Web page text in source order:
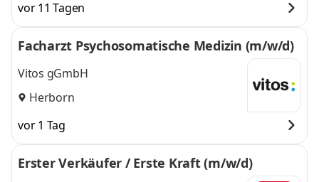
vor 11 Tagen
Facharzt Psychosomatische Medizin (m/w/d)
Vitos gGmbH
Herborn
vor 1 Tag
Erster Verkäufer / Erste Kraft (m/w/d)